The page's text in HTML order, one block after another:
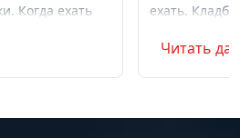
Когда ехать
ехать.
Маршрут на
Читать